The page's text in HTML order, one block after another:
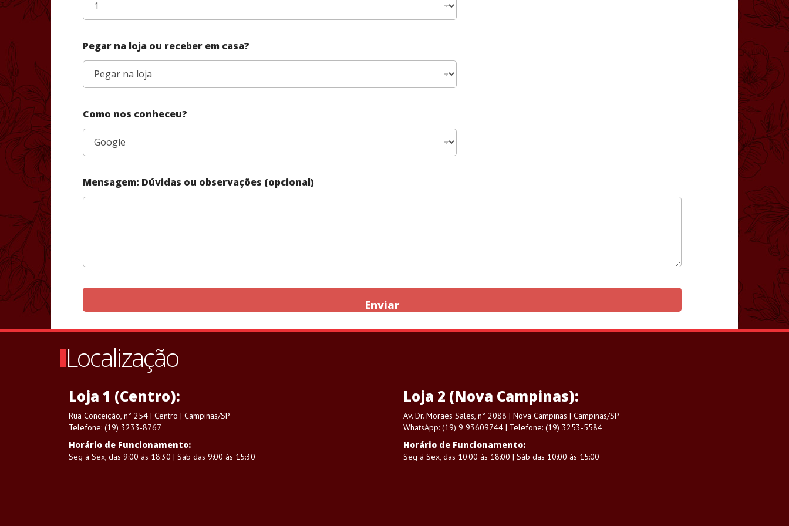
Pegar na loja ou receber em casa?
Como nos conheceu?
Mensagem: Dúvidas ou observações (opcional)
Enviar
Localização
Loja 1 (Centro):
Rua Conceição, n° 254 | Centro | Campinas/SP
Telefone: (19) 3233-8767
Horário de Funcionamento:
Seg à Sex, das 9:00 às 18:30 | Sáb das 9:00 às 15:30
Loja 2 (Nova Campinas):
Av. Dr. Moraes Sales, n° 2088 | Nova Campinas | Campinas/SP
WhatsApp: (19) 9 93609744 | Telefone: (19) 3253-5584
Horário de Funcionamento:
Seg à Sex, das 10:00 às 18:00 | Sáb das 10:00 às 15:00